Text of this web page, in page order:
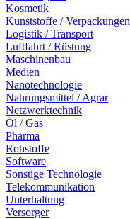
Kosmetik
Kunststoffe / Verpackungen
Logistik / Transport
Luftfahrt / Rüstung
Maschinenbau
Medien
Nanotechnologie
Nahrungsmittel / Agrar
Netzwerktechnik
Öl / Gas
Pharma
Rohstoffe
Software
Sonstige Technologie
Telekommunikation
Unterhaltung
Versorger